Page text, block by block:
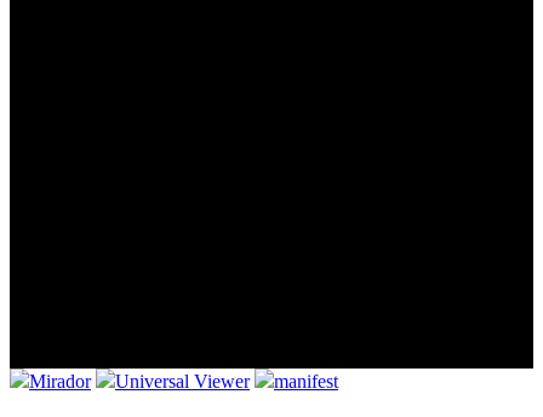
Mirador Universal Viewer manifest